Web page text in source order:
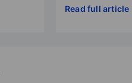
Read full article